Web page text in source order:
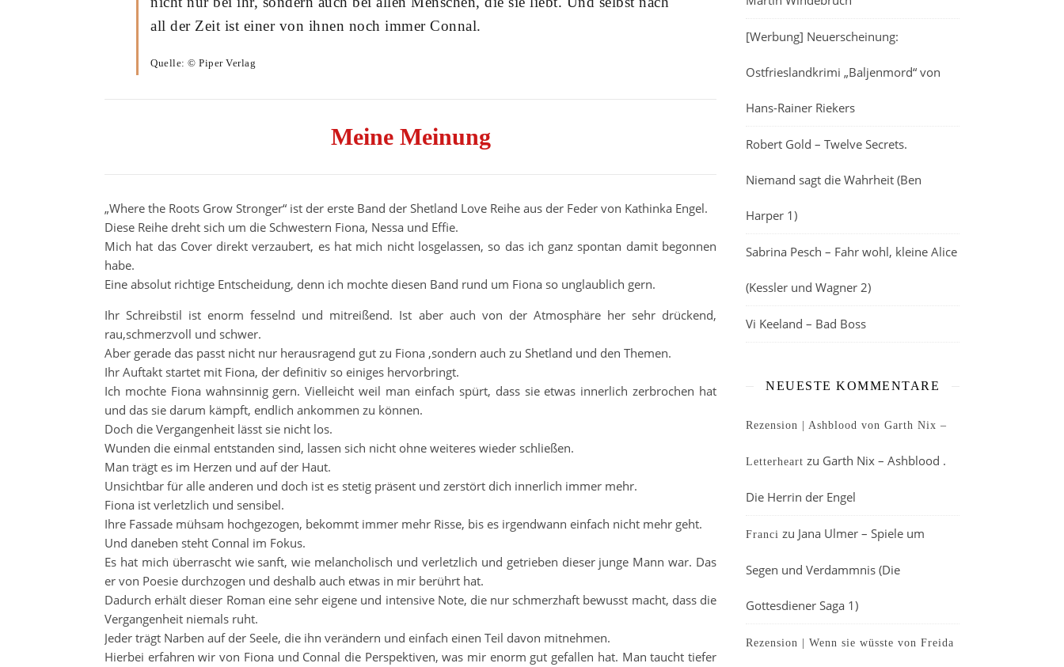
all der Zeit ist einer von ihnen noch immer Connal.
Quelle: © Piper Verlag
Meine Meinung
„Where the Roots Grow Stronger“ ist der erste Band der Shetland Love Reihe aus der Feder von Kathinka Engel.
Diese Reihe dreht sich um die Schwestern Fiona, Nessa und Effie.
Mich hat das Cover direkt verzaubert, es hat mich nicht losgelassen, so das ich ganz spontan damit begonnen
habe.
Eine absolut richtige Entscheidung, denn ich mochte diesen Band rund um Fiona so unglaublich gern.
Ihr Schreibstil ist enorm fesselnd und mitreißend. Ist aber auch von der Atmosphäre her sehr drückend,
rau,schmerzvoll und schwer.
Aber gerade das passt nicht nur herausragend gut zu Fiona ,sondern auch zu Shetland und den Themen.
Ihr Auftakt startet mit Fiona, der definitiv so einiges hervorbringt.
Ich mochte Fiona wahnsinnig gern. Vielleicht weil man einfach spürt, dass sie etwas innerlich zerbrochen hat
und das sie darum kämpft, endlich ankommen zu können.
Doch die Vergangenheit lässt sie nicht los.
Wunden die einmal entstanden sind, lassen sich nicht ohne weiteres wieder schließen.
Man trägt es im Herzen und auf der Haut.
Unsichtbar für alle anderen und doch ist es stetig präsent und zerstört dich innerlich immer mehr.
Fiona ist verletzlich und sensibel.
Ihre Fassade mühsam hochgezogen, bekommt immer mehr Risse, bis es irgendwann einfach nicht mehr geht.
Und daneben steht Connal im Fokus.
Es hat mich überrascht wie sanft, wie melancholisch und verletzlich und getrieben dieser junge Mann war. Das
er von Poesie durchzogen und deshalb auch etwas in mir berührt hat.
Dadurch erhält dieser Roman eine sehr eigene und intensive Note, die nur schmerzhaft bewusst macht, dass die
Vergangenheit niemals ruht.
Jeder trägt Narben auf der Seele, die ihn verändern und einfach einen Teil davon mitnehmen.
Hierbei erfahren wir von Fiona und Connal die Perspektiven, was mir enorm gut gefallen hat. Man taucht tiefer
[Werbung] Neuerscheinung:
Ostfrieslandkrimi „Baljenmord“ von
Hans-Rainer Riekers
Robert Gold – Twelve Secrets.
Niemand sagt die Wahrheit (Ben
Harper 1)
Sabrina Pesch – Fahr wohl, kleine Alice
(Kessler und Wagner 2)
Vi Keeland – Bad Boss
NEUESTE KOMMENTARE
Rezension | Ashblood von Garth Nix –
Letterheart zu Garth Nix – Ashblood .
Die Herrin der Engel
Franci zu Jana Ulmer – Spiele um
Segen und Verdammnis (Die
Gottesdiener Saga 1)
Rezension | Wenn sie wüsste von Freida